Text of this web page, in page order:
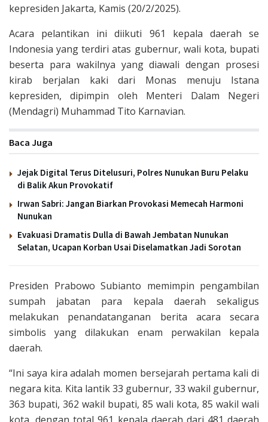
kepresiden Jakarta, Kamis (20/2/2025).
Acara pelantikan ini diikuti 961 kepala daerah se
Indonesia yang terdiri atas gubernur, wali kota, bupati
beserta para wakilnya yang diawali dengan prosesi
kirab berjalan kaki dari Monas menuju Istana
kepresiden, dipimpin oleh Menteri Dalam Negeri
(Mendagri) Muhammad Tito Karnavian.
Baca Juga
Jejak Digital Terus Ditelusuri, Polres Nunukan Buru Pelaku
di Balik Akun Provokatif
Irwan Sabri: Jangan Biarkan Provokasi Memecah Harmoni
Nunukan
Evakuasi Dramatis Dulla di Bawah Jembatan Nunukan
Selatan, Ucapan Korban Usai Diselamatkan Jadi Sorotan
Presiden Prabowo Subianto memimpin pengambilan
sumpah jabatan para kepala daerah sekaligus
melakukan penandatanganan berita acara secara
simbolis yang dilakukan enam perwakilan kepala
daerah.
“Ini saya kira adalah momen bersejarah pertama kali di
negara kita. Kita lantik 33 gubernur, 33 wakil gubernur,
363 bupati, 362 wakil bupati, 85 wali kota, 85 wakil wali